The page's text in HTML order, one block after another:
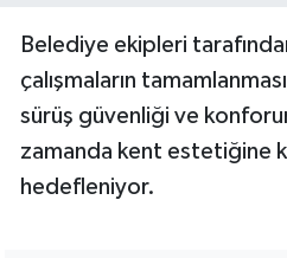
Belediye ekipleri
çalışmaların
sürüş güvenliği ve
zamanda kent estetiğine
hedefleniyor.